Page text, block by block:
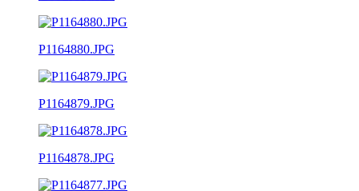
P1164880.JPG
P1164879.JPG
P1164878.JPG